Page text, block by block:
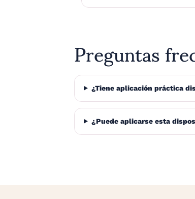
Preguntas
¿Tiene aplicación práctica
¿Puede aplicarse esta